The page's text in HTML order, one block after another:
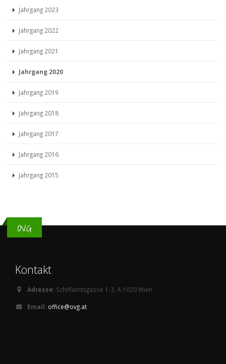
Jahrgang 2023
Jahrgang 2022
Jahrgang 2021
Jahrgang 2020
Jahrgang 2019
Jahrgang 2018
Jahrgang 2017
Jahrgang 2016
Jahrgang 2015
OVG
Kontakt
Adresse: Schiffamtsgasse 1-3, A-1020 Wien
Email: office@ovg.at